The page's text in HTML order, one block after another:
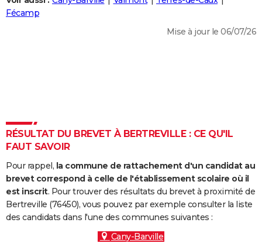
Destinations
City break
Voyage nature
Voyage de noces
Forum
Climat
+
PHOTO
Dictionnaire
Biographies
Citations
Expressions
Proverbes
PROGRAMME TV
S'inscrire
Se connecter
Lycées
Collèges
Primaires
Universités
Entreprises
Service militaire
Avis de recherche
AVIS DE DÉCÈS
FORUM
Fécamp
Mise à jour le 06/07/26
RÉSULTAT DU BREVET À BERTREVILLE : CE QU'IL
FAUT SAVOIR
Pour rappel, la commune de rattachement d'un candidat au
brevet correspond à celle de l'établissement scolaire où il
est inscrit. Pour trouver des résultats du brevet à proximité de
Bertreville (76450), vous pouvez par exemple consulter la liste
des candidats dans l'une des communes suivantes :
Cany-Barville